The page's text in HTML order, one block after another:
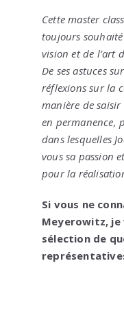
Cette master
toujours
vision et de l’art
De ses astuces
réflexions sur la
manière de
en permanence,
dans lesquelles
vous sa passion
pour la
Si vous ne
Meyerowitz, je
sélection de